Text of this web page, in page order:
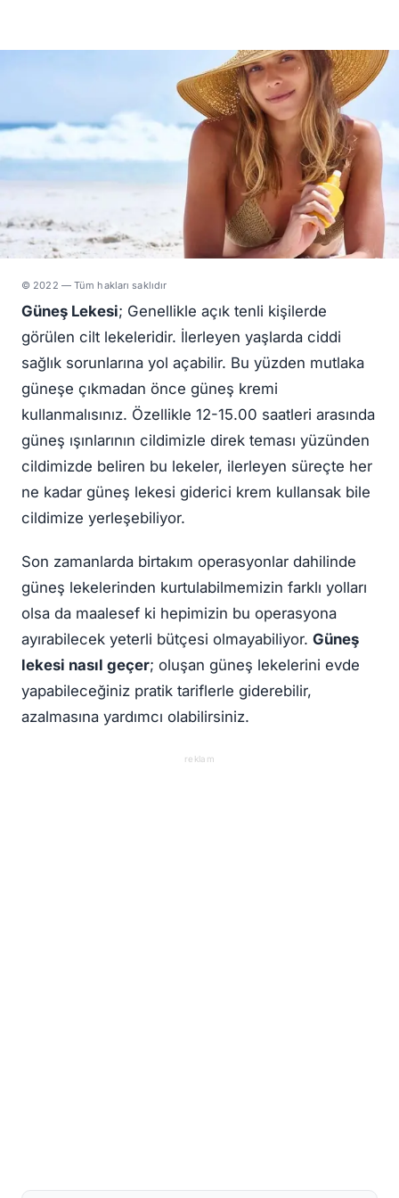
© 2022 — Tüm hakları saklıdır
Güneş Lekesi; Genellikle açık tenli kişilerde
görülen cilt lekeleridir. İlerleyen yaşlarda ciddi
sağlık sorunlarına yol açabilir. Bu yüzden mutlaka
güneşe çıkmadan önce güneş kremi
kullanmalısınız. Özellikle 12-15.00 saatleri arasında
güneş ışınlarının cildimizle direk teması yüzünden
cildimizde beliren bu lekeler, ilerleyen süreçte her
ne kadar güneş lekesi giderici krem kullansak bile
cildimize yerleşebiliyor.
Son zamanlarda birtakım operasyonlar dahilinde
güneş lekelerinden kurtulabilmemizin farklı yolları
olsa da maalesef ki hepimizin bu operasyona
ayırabilecek yeterli bütçesi olmayabiliyor. Güneş
lekesi nasıl geçer; oluşan güneş lekelerini evde
yapabileceğiniz pratik tariflerle giderebilir,
azalmasına yardımcı olabilirsiniz.
reklam